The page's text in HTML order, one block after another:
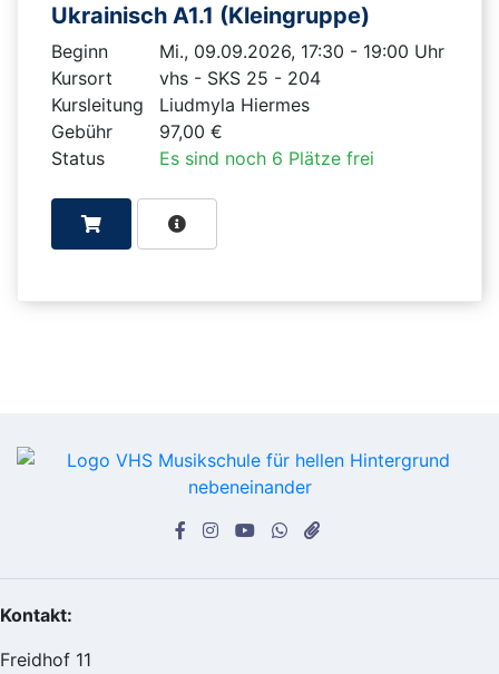
Ukrainisch A1.1 (Kleingruppe)
Beginn
Mi., 09.09.2026, 17:30 - 19:00 Uhr
Kursort
vhs - SKS 25 - 204
Kursleitung
Liudmyla Hiermes
Gebühr
97,00 €
Status
Es sind noch 6 Plätze frei
Kontakt:
Freidhof 11